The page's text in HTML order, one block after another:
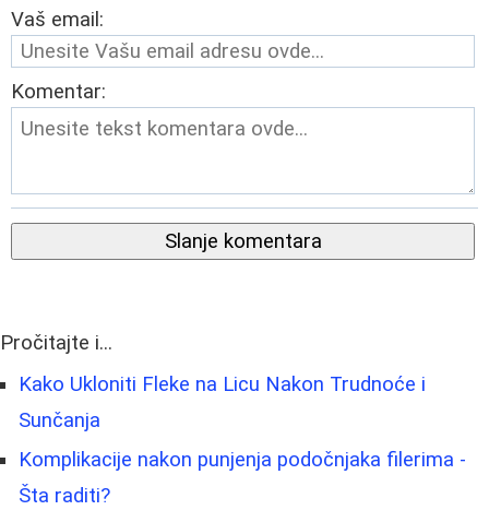
Vaš email:
Komentar:
Slanje komentara
Pročitajte i...
Kako Ukloniti Fleke na Licu Nakon Trudnoće i
Sunčanja
Komplikacije nakon punjenja podočnjaka filerima -
Šta raditi?